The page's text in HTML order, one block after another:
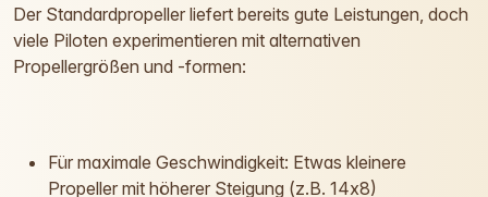
Der Standardpropeller liefert bereits gute Leistungen, doch
viele Piloten experimentieren mit alternativen
Propellergrößen und -formen:
Für maximale Geschwindigkeit: Etwas kleinere
Propeller mit höherer Steigung (z.B. 14x8)